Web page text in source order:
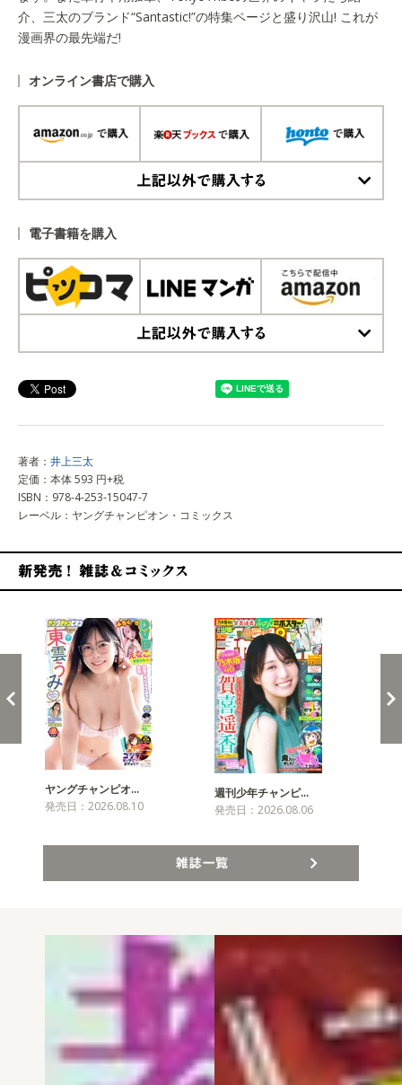
介、三太のブランド“Santastic!”の特集ページと盛り沢山! これが
漫画界の最先端だ!
オンライン書店で購入
電子書籍を購入
著者： 井上三太
定価：本体 593 円+税
ISBN：978-4-253-15047-7
レーベル：ヤングチャンピオン・コミックス
ヤングチャンピオ…
発売日：2026.08.10
週刊少年チャンピ…
発売日：2026.08.06